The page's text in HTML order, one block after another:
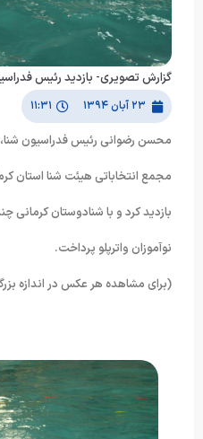
گزارش تصویری- بازدید رئیس
۲۳ آبان ۱۳۹۴ ۱۱:۳۱
محسن رضوانی رئیس فدراسیون شنا،
مجمع انتخاباتی هیئت شنا استان
بازدید کرد و با شنادوستان کرمانی
نوآموزان واترپلو پرداخت.
(برای مشاهده هر عکس در اندازه